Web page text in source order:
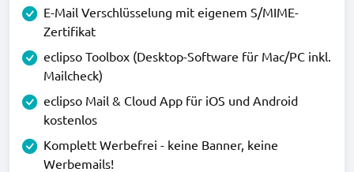
E-Mail Verschlüsselung mit eigenem S/MIME-
Zertifikat
eclipso Toolbox (Desktop-Software für Mac/PC inkl.
Mailcheck)
eclipso Mail & Cloud App für iOS und Android
kostenlos
Komplett Werbefrei - keine Banner, keine
Werbemails!